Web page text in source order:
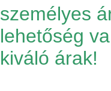
személyes
lehetőség
kiváló árak!